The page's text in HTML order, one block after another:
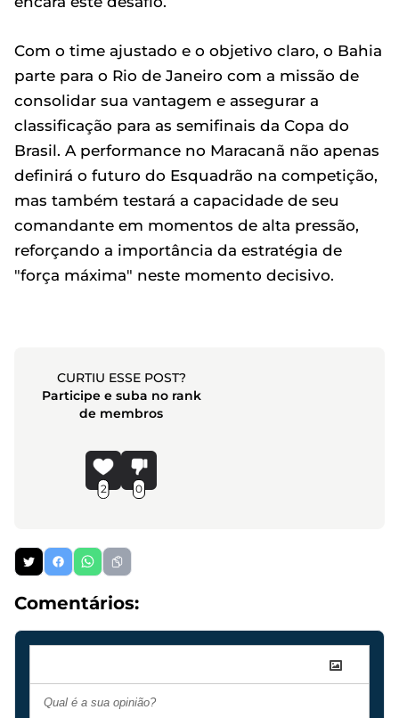
Com o time ajustado e o objetivo claro, o Bahia
parte para o Rio de Janeiro com a missão de
consolidar sua vantagem e assegurar a
classificação para as semifinais da Copa do
Brasil. A performance no Maracanã não apenas
definirá o futuro do Esquadrão na competição,
mas também testará a capacidade de seu
comandante em momentos de alta pressão,
reforçando a importância da estratégia de
"força máxima" neste momento decisivo.
CURTIU ESSE POST?
Participe e suba no rank
de membros
2 0
Comentários: